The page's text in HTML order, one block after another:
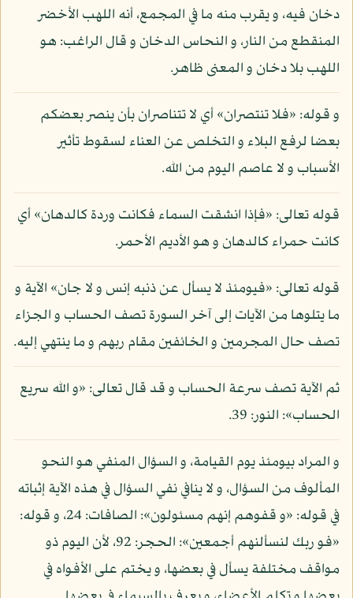
دخان فيه، و يقرب منه ما في المجمع، أنه اللهب الأخضر
المنقطع من النار، و النحاس الدخان و قال الراغب: هو
اللهب بلا دخان و المعنى ظاهر.
و قوله: «فلا تنتصران» أي لا تتناصران بأن ينصر بعضكم
بعضا لرفع البلاء و التخلص عن العناء لسقوط تأثير
الأسباب و لا عاصم اليوم من الله.
قوله تعالى: «فإذا انشقت السماء فكانت وردة كالدهان» أي
كانت حمراء كالدهان و هو الأديم الأحمر.
قوله تعالى: «فيومئذ لا يسأل عن ذنبه إنس و لا جان» الآية و
ما يتلوها من الآيات إلى آخر السورة تصف الحساب و الجزاء
تصف حال المجرمين و الخائفين مقام ربهم و ما ينتهي إليه.
ثم الآية تصف سرعة الحساب و قد قال تعالى: «و الله سريع
الحساب»: النور: 39.
و المراد بيومئذ يوم القيامة، و السؤال المنفي هو النحو
المألوف من السؤال، و لا ينافي نفي السؤال في هذه الآية إثباته
في قوله: «و قفوهم إنهم مسئولون»: الصافات: 24، و قوله:
«فو ربك لنسألنهم أجمعين»: الحجر: 92، لأن اليوم ذو
مواقف مختلفة يسأل في بعضها، و يختم على الأفواه في